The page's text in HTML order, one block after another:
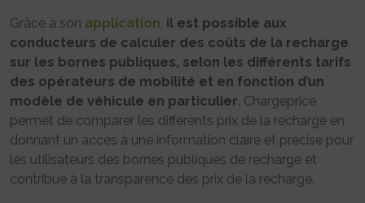
Grâce à son application, il est possible aux
conducteurs de calculer des coûts de la recharge
sur les bornes publiques, selon les différents tarifs
des opérateurs de mobilité et en fonction d’un
modèle de véhicule en particulier. Chargeprice
permet de comparer les différents prix de la recharge en
donnant un accès à une information claire et précise pour
les utilisateurs des bornes publiques de recharge et
contribue à la transparence des prix de la recharge.